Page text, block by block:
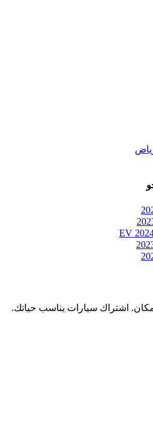
مكان. اشتراك سيارات يناسب حياتك.